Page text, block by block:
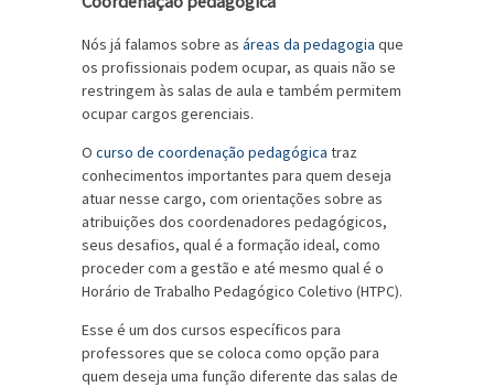
Nós já falamos sobre as áreas da pedagogia que
os profissionais podem ocupar, as quais não se
restringem às salas de aula e também permitem
ocupar cargos gerenciais.
O curso de coordenação pedagógica traz
conhecimentos importantes para quem deseja
atuar nesse cargo, com orientações sobre as
atribuições dos coordenadores pedagógicos,
seus desafios, qual é a formação ideal, como
proceder com a gestão e até mesmo qual é o
Horário de Trabalho Pedagógico Coletivo (HTPC).
Esse é um dos cursos específicos para
professores que se coloca como opção para
quem deseja uma função diferente das salas de